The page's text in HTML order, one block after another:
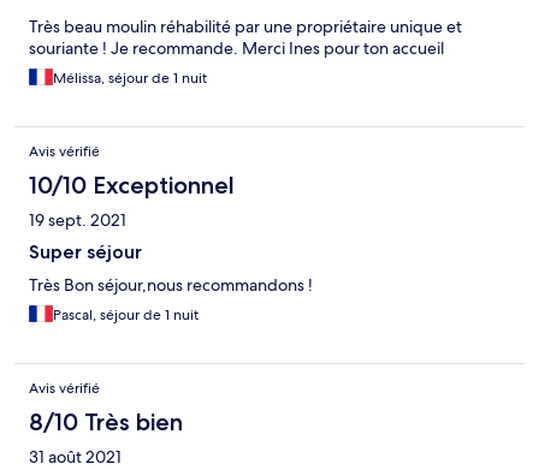
Très beau moulin réhabilité par une propriétaire unique et
souriante ! Je recommande. Merci Ines pour ton accueil
Mélissa, séjour de 1 nuit
Avis vérifié
10/10 Exceptionnel
19 sept. 2021
Super séjour
Très Bon séjour,nous recommandons !
Pascal, séjour de 1 nuit
Avis vérifié
8/10 Très bien
31 août 2021